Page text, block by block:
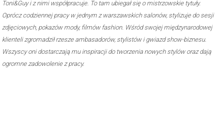
Toni&Guy i z nimi współpracuje. To tam ubiegał się o mistrzowskie tytuły.
Oprócz codziennej pracy w jednym z warszawskich salonów, stylizuje do sesji
zdjęciowych, pokazów mody, filmów fashion. Wśród swojej międzynarodowej
klienteli zgromadził rzesze ambasadorów, stylistów i gwiazd show-biznesu.
Wszyscy oni dostarczają mu inspiracji do tworzenia nowych stylów oraz dają
ogromne zadowolenie z pracy.